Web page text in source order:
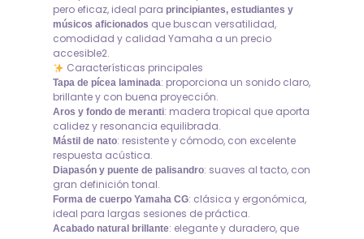
pero eficaz, ideal para principiantes, estudiantes y
músicos aficionados que buscan versatilidad,
comodidad y calidad Yamaha a un precio
accesible2.
Características principales
Tapa de pícea laminada: proporciona un sonido claro,
brillante y con buena proyección.
Aros y fondo de meranti: madera tropical que aporta
calidez y resonancia equilibrada.
Mástil de nato: resistente y cómodo, con excelente
respuesta acústica.
Diapasón y puente de palisandro: suaves al tacto, con
gran definición tonal.
Forma de cuerpo Yamaha CG: clásica y ergonómica,
ideal para largas sesiones de práctica.
Acabado natural brillante: elegante y duradero, que